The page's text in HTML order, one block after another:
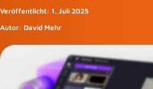
Veröffentlicht: 1. Juli 2025
Autor: David Mehr